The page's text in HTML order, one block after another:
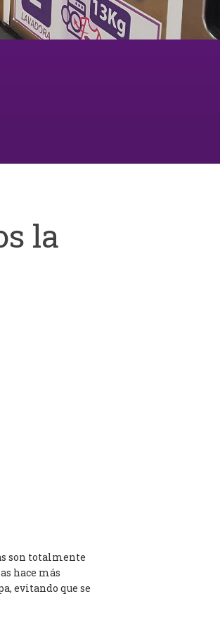
la
son totalmente
hace más
evitando que se